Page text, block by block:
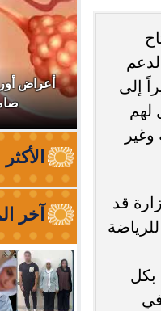
إلى
لهم
قد
50 لاعب ولاعبة بكل
في
في
أعراض
آخر